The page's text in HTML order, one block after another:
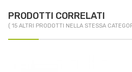
PRODOTTI CORRELATI
( 15 ALTRI PRODOTTI NELLA STESSA